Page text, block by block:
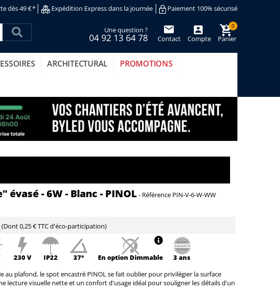
dès 49 €* Expédition Express dans la journée Paiement 100% sécurisé
Panier
0
Compte
Contact
Une question ?
04 92 13 64 78
ARCHITECTURAL PROMOTIONS
évasé - 6W - Blanc - PINOL - Référence PIN-V-6-W-WW
(Dont0,25 € TTCd'éco-participation)
230 V IP22 37° En option Dimmable
3 ans
au plafond, le spot encastré PINOL se fait oublier pour privilégier la surface
lecture visuelle nette et un confort d'usage idéal pour souligner les détails d'un